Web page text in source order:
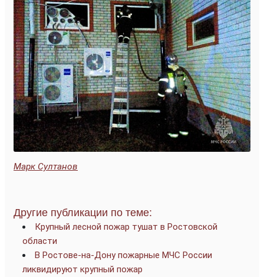
Марк Султанов
Другие публикации по теме:
Крупный лесной пожар тушат в Ростовской
области
В Ростове-на-Дону пожарные МЧС России
ликвидируют крупный пожар